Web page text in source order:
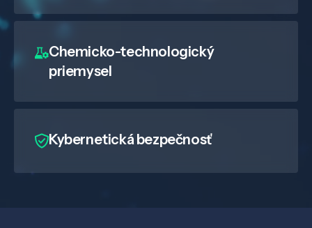
Chemicko-technologický
priemysel
Kybernetická bezpečnosť